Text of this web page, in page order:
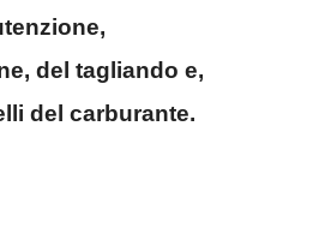
del tagliando e,
del carburante.